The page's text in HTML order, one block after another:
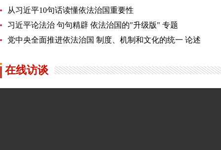
从习近平10句话读懂依法治国重要性
习近平论法治 句句精辟 依法治国的"升级版" 专题
党中央全面推进依法治国 制度、机制和文化的统一 论述
在线访谈